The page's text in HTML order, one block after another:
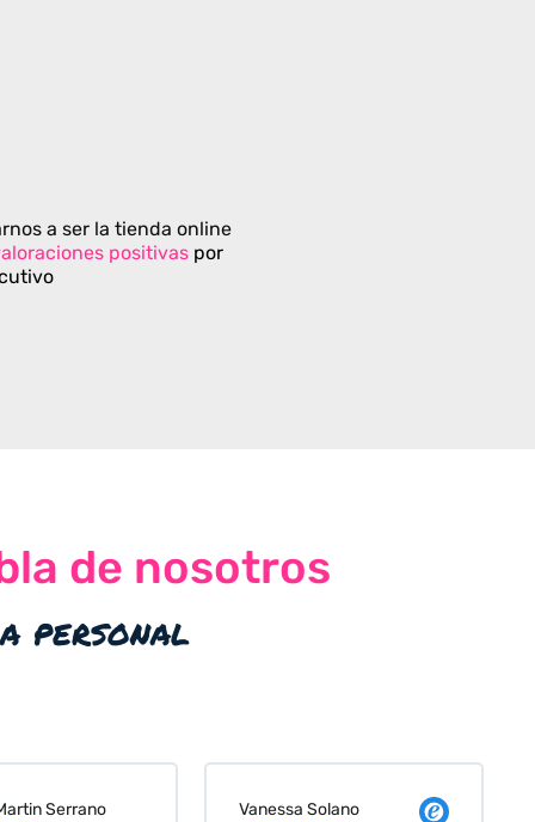
a ser la tienda online
positivas por
de nosotros
personal
Judit Bonet Pardell